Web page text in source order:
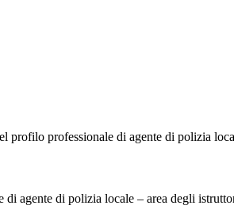
profilo professionale di agente di polizia
di agente di polizia locale – area degli